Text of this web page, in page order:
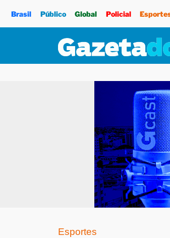
Brasil Público Global Policial
Esportes